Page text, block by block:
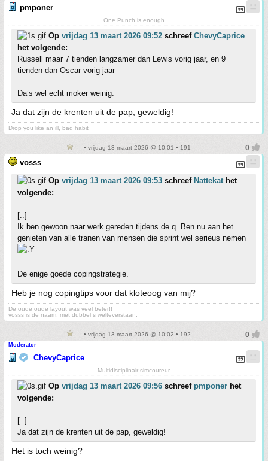
pmponer
One Punch is enough
Op vrijdag 13 maart 2026 09:52 schreef ChevyCaprice
het volgende:
Russell maar 7 tienden langzamer dan Lewis vorig jaar, en 9
tienden dan Oscar vorig jaar
Da’s wel echt moker weinig.
Ja dat zijn de krenten uit de pap, geweldig!
Drop you like an ill, bad habit
• vrijdag 13 maart 2026 @ 10:01 • 191
vosss
Op vrijdag 13 maart 2026 09:53 schreef Nattekathet
volgende:
[..]
Ik ben gewoon naar werk gereden tijdens de q. Ben nu aan het
genieten van alle tranen van mensen die sprint wel serieus nemen
De enige goede copingstrategie.
Heb je nog copingtips voor dat kloteoog van mij?
De oude oude layout was veel beter!!
vosss is de naam, met dubbel s welteverstaan.
• vrijdag 13 maart 2026 @ 10:02 • 192
Moderator
ChevyCaprice
Multidisciplinair simcoureur
Op vrijdag 13 maart 2026 09:56 schreef pmponer het
volgende:
[..]
Ja dat zijn de krenten uit de pap, geweldig!
Het is toch weinig?